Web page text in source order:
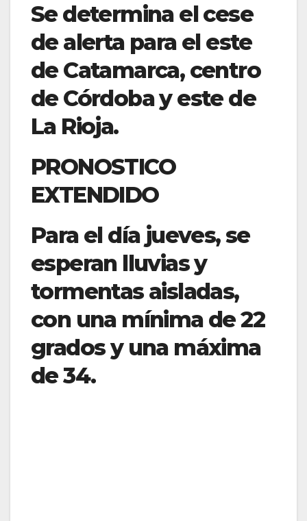
Se determina el cese
de alerta para el este
de Catamarca, centro
de Córdoba y este de
La Rioja.
PRONOSTICO
EXTENDIDO
Para el día jueves, se
esperan lluvias y
tormentas aisladas,
con una mínima de 22
grados y una máxima
de 34.